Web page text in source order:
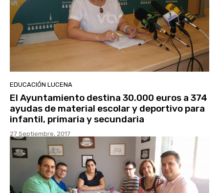
EDUCACIÓN LUCENA
El Ayuntamiento destina 30.000 euros a 374
ayudas de material escolar y deportivo para
infantil, primaria y secundaria
27 Septiembre, 2017